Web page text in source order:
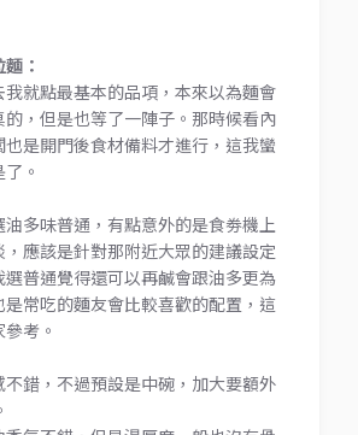
：
我就點最基本的品項，本來以為麵會
的，但是也等了一陣子。那時候看內
也是開門後食材備料才進行，這我蠻
。
油多味普通，有點意外的是食劵機上
，應該是針對那附近大眾的建議設定
選普通覺得還可以再鹹會跟油多更為
是常吃的麵友會比較喜歡的配置，這
考。
不錯，不過預設是中碗，加大要額外